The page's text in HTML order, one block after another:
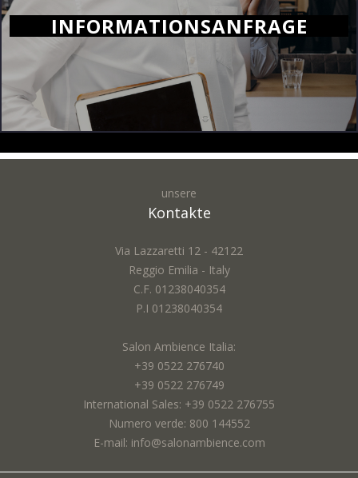
INFORMATIONSANFRAGE
unsere
Kontakte
Via Lazzaretti 12 - 42122
Reggio Emilia - Italy
C.F. 01238040354
P.I 01238040354
Salon Ambience Italia:
+39 0522 276740
+39 0522 276749
International Sales: +39 0522 276755
Numero verde: 800 144552
E-mail: info@salonambience.com